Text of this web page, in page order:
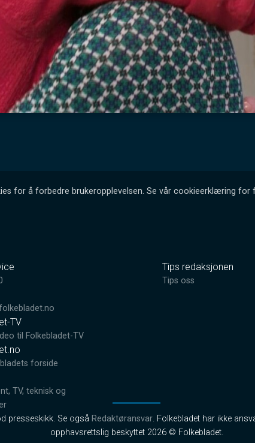
for å forbedre brukeropplevelsen. Se vår cookieerklæring for
TV
til Folkebladet-TV
forside
TV, teknisk og
Tips redaksjonen
Tips oss
presseskikk. Se også Redaktøransvar. Folkebladet har ikke
opphavsrettslig beskyttet 2026 © Folkebladet.